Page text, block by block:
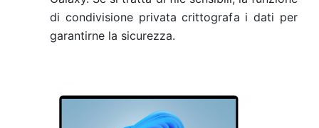
di condivisione privata crittografa i dati per
garantirne la sicurezza.